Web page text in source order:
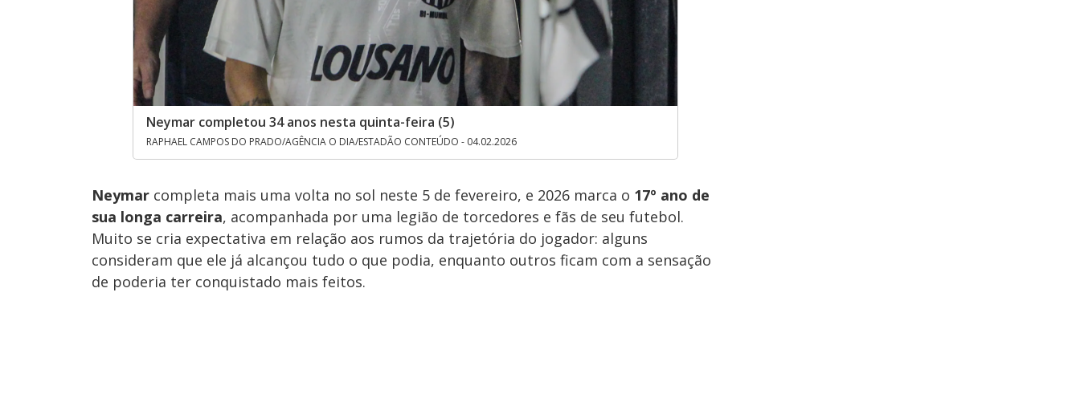
Neymar completou 34 anos nesta quinta-feira (5)
RAPHAEL CAMPOS DO PRADO/AGÊNCIA O DIA/ESTADÃO CONTEÚDO - 04.02.2026
Neymar completa mais uma volta no sol neste 5 de fevereiro, e 2026 marca o 17º ano de
sua longa carreira, acompanhada por uma legião de torcedores e fãs de seu futebol.
Muito se cria expectativa em relação aos rumos da trajetória do jogador: alguns
consideram que ele já alcançou tudo o que podia, enquanto outros ficam com a sensação
de poderia ter conquistado mais feitos.